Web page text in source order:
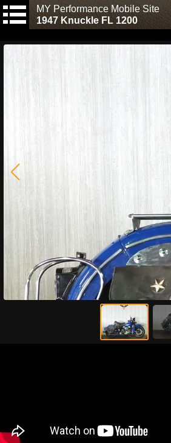
MY Performance Mobile Site
1947 Knuckle FL 1200